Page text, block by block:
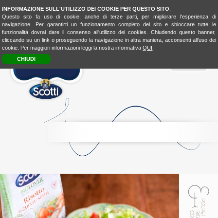
INFORMAZIONE SULL'UTILIZZO DEI COOKIE PER QUESTO SITO
Questo sito fa uso di cookie, anche di terze parti, per migliorare l'esperienza di
navigazione. Per garantirti un funzionamento completo del sito e sbloccare tutte le
funzionalità dovrai dare il consenso all'utilizzo dei cookies. Chiudendo questo banner,
cliccando su un link o proseguendo la navigazione in altra maniera, acconsenti all’uso dei
cookie. Per maggiori informazioni leggi la nostra informativaQUI
CHIUDI
4FASHION
RICE4KIDSBIO
EXPERIENCE
UNISCEIPOPOLI
ESHOP